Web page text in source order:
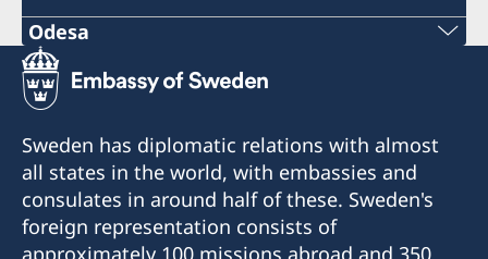
Odesa
Phone number:
+380 50 380 00 00
E-mail:
consulate@sturen.com
Teatralnyi Ln, 12
Sweden has diplomatic relations with almost
all states in the world, with embassies and
consulates in around half of these. Sweden's
foreign representation consists of
approximately 100 missions abroad and 350